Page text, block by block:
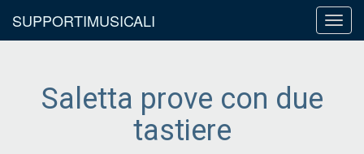
SUPPORTIMUSICALI
Saletta prove con due
tastiere